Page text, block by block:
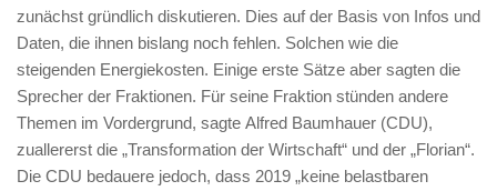
zunächst gründlich diskutieren. Dies auf der Basis von Infos und
Daten, die ihnen bislang noch fehlen. Solchen wie die
steigenden Energiekosten. Einige erste Sätze aber sagten die
Sprecher der Fraktionen. Für seine Fraktion stünden andere
Themen im Vordergrund, sagte Alfred Baumhauer (CDU),
zuallererst die „Transformation der Wirtschaft“ und der „Florian“.
Die CDU bedauere jedoch, dass 2019 „keine belastbaren